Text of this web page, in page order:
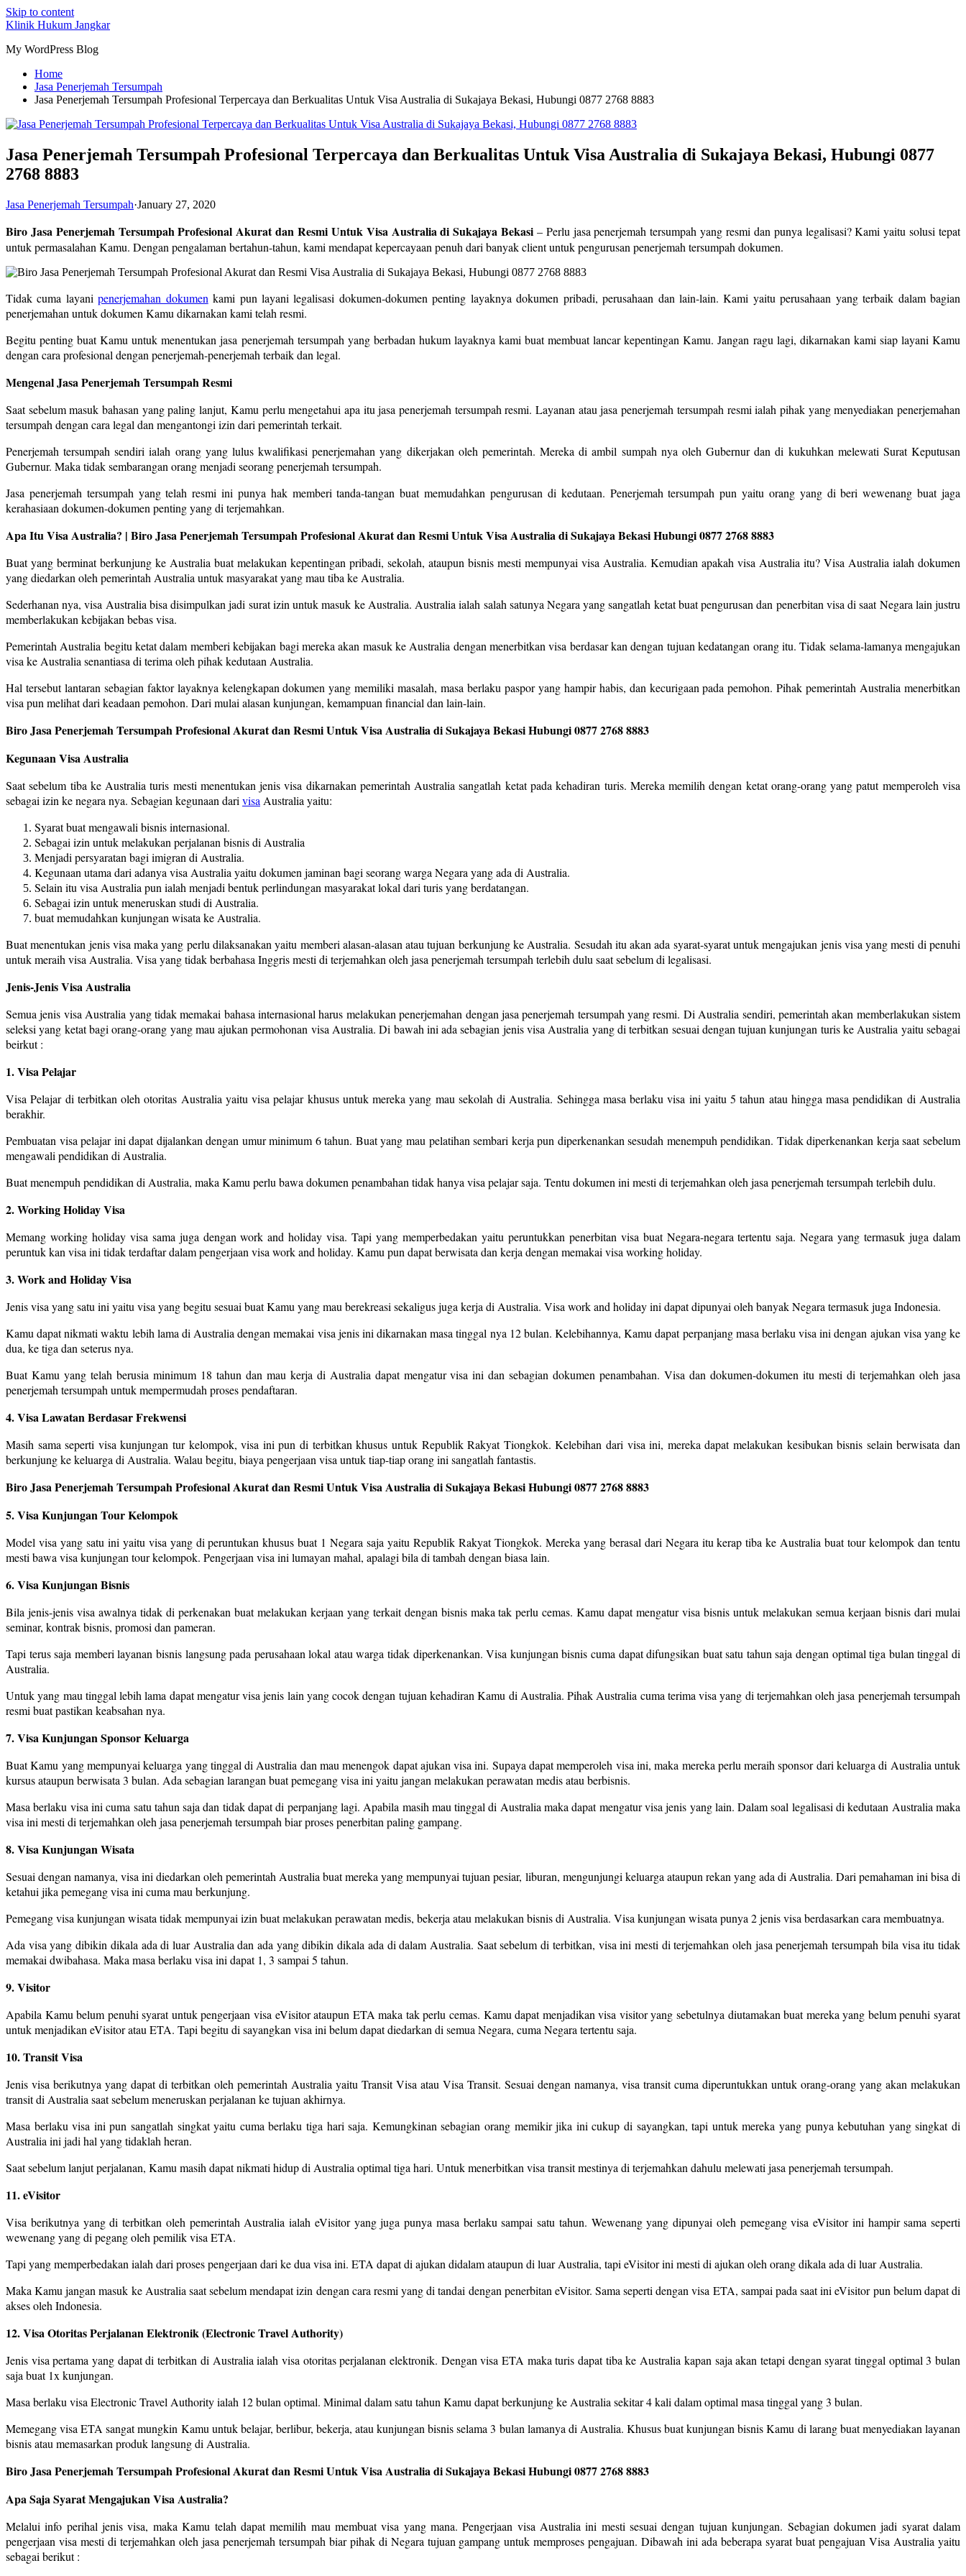
Skip to content
Klinik Hukum Jangkar
My WordPress Blog
Home
Jasa Penerjemah Tersumpah
Jasa Penerjemah Tersumpah Profesional Terpercaya dan Berkualitas Untuk Visa Australia di Sukajaya Bekasi, Hubungi 0877 2768 8883
Jasa Penerjemah Tersumpah Profesional Terpercaya dan Berkualitas Untuk Visa Australia di Sukajaya Bekasi, Hubungi 0877
2768 8883
Jasa Penerjemah Tersumpah·January 27, 2020
Biro Jasa Penerjemah Tersumpah Profesional Akurat dan Resmi Untuk Visa Australia di Sukajaya Bekasi – Perlu jasa penerjemah tersumpah yang resmi dan punya legalisasi? Kami yaitu solusi tepat
untuk permasalahan Kamu. Dengan pengalaman bertahun-tahun, kami mendapat kepercayaan penuh dari banyak client untuk pengurusan penerjemah tersumpah dokumen.
Tidak cuma layanipenerjemahan dokumen kami pun layani legalisasi dokumen-dokumen penting layaknya dokumen pribadi, perusahaan dan lain-lain. Kami yaitu perusahaan yang terbaik dalam bagian
penerjemahan untuk dokumen Kamu dikarnakan kami telah resmi.
Begitu penting buat Kamu untuk menentukan jasa penerjemah tersumpah yang berbadan hukum layaknya kami buat membuat lancar kepentingan Kamu. Jangan ragu lagi, dikarnakan kami siap layani Kamu
dengan cara profesional dengan penerjemah-penerjemah terbaik dan legal.
Mengenal Jasa Penerjemah Tersumpah Resmi
Saat sebelum masuk bahasan yang paling lanjut, Kamu perlu mengetahui apa itu jasa penerjemah tersumpah resmi. Layanan atau jasa penerjemah tersumpah resmi ialah pihak yang menyediakan penerjemahan
tersumpah dengan cara legal dan mengantongi izin dari pemerintah terkait.
Penerjemah tersumpah sendiri ialah orang yang lulus kwalifikasi penerjemahan yang dikerjakan oleh pemerintah. Mereka di ambil sumpah nya oleh Gubernur dan di kukuhkan melewati Surat Keputusan
Gubernur. Maka tidak sembarangan orang menjadi seorang penerjemah tersumpah.
Jasa penerjemah tersumpah yang telah resmi ini punya hak memberi tanda-tangan buat memudahkan pengurusan di kedutaan. Penerjemah tersumpah pun yaitu orang yang di beri wewenang buat jaga
kerahasiaan dokumen-dokumen penting yang di terjemahkan.
Apa Itu Visa Australia? | Biro Jasa Penerjemah Tersumpah Profesional Akurat dan Resmi Untuk Visa Australia di Sukajaya Bekasi Hubungi 0877 2768 8883
Buat yang berminat berkunjung ke Australia buat melakukan kepentingan pribadi, sekolah, ataupun bisnis mesti mempunyai visa Australia. Kemudian apakah visa Australia itu? Visa Australia ialah dokumen
yang diedarkan oleh pemerintah Australia untuk masyarakat yang mau tiba ke Australia.
Sederhanan nya, visa Australia bisa disimpulkan jadi surat izin untuk masuk ke Australia. Australia ialah salah satunya Negara yang sangatlah ketat buat pengurusan dan penerbitan visa di saat Negara lain justru
memberlakukan kebijakan bebas visa.
Pemerintah Australia begitu ketat dalam memberi kebijakan bagi mereka akan masuk ke Australia dengan menerbitkan visa berdasar kan dengan tujuan kedatangan orang itu. Tidak selama-lamanya mengajukan
visa ke Australia senantiasa di terima oleh pihak kedutaan Australia.
Hal tersebut lantaran sebagian faktor layaknya kelengkapan dokumen yang memiliki masalah, masa berlaku paspor yang hampir habis, dan kecurigaan pada pemohon. Pihak pemerintah Australia menerbitkan
visa pun melihat dari keadaan pemohon. Dari mulai alasan kunjungan, kemampuan financial dan lain-lain.
Biro Jasa Penerjemah Tersumpah Profesional Akurat dan Resmi Untuk Visa Australia di Sukajaya Bekasi Hubungi 0877 2768 8883
Kegunaan Visa Australia
Saat sebelum tiba ke Australia turis mesti menentukan jenis visa dikarnakan pemerintah Australia sangatlah ketat pada kehadiran turis. Mereka memilih dengan ketat orang-orang yang patut memperoleh visa
sebagai izin ke negara nya. Sebagian kegunaan dari visa Australia yaitu:
Syarat buat mengawali bisnis internasional.
Sebagai izin untuk melakukan perjalanan bisnis di Australia
Menjadi persyaratan bagi imigran di Australia.
Kegunaan utama dari adanya visa Australia yaitu dokumen jaminan bagi seorang warga Negara yang ada di Australia.
Selain itu visa Australia pun ialah menjadi bentuk perlindungan masyarakat lokal dari turis yang berdatangan.
Sebagai izin untuk meneruskan studi di Australia.
buat memudahkan kunjungan wisata ke Australia.
Buat menentukan jenis visa maka yang perlu dilaksanakan yaitu memberi alasan-alasan atau tujuan berkunjung ke Australia. Sesudah itu akan ada syarat-syarat untuk mengajukan jenis visa yang mesti di penuhi
untuk meraih visa Australia. Visa yang tidak berbahasa Inggris mesti di terjemahkan oleh jasa penerjemah tersumpah terlebih dulu saat sebelum di legalisasi.
Jenis-Jenis Visa Australia
Semua jenis visa Australia yang tidak memakai bahasa internasional harus melakukan penerjemahan dengan jasa penerjemah tersumpah yang resmi. Di Australia sendiri, pemerintah akan memberlakukan sistem
seleksi yang ketat bagi orang-orang yang mau ajukan permohonan visa Australia. Di bawah ini ada sebagian jenis visa Australia yang di terbitkan sesuai dengan tujuan kunjungan turis ke Australia yaitu sebagai
beirkut :
1. Visa Pelajar
Visa Pelajar di terbitkan oleh otoritas Australia yaitu visa pelajar khusus untuk mereka yang mau sekolah di Australia. Sehingga masa berlaku visa ini yaitu 5 tahun atau hingga masa pendidikan di Australia
berakhir.
Pembuatan visa pelajar ini dapat dijalankan dengan umur minimum 6 tahun. Buat yang mau pelatihan sembari kerja pun diperkenankan sesudah menempuh pendidikan. Tidak diperkenankan kerja saat sebelum
mengawali pendidikan di Australia.
Buat menempuh pendidikan di Australia, maka Kamu perlu bawa dokumen penambahan tidak hanya visa pelajar saja. Tentu dokumen ini mesti di terjemahkan oleh jasa penerjemah tersumpah terlebih dulu.
2. Working Holiday Visa
Memang working holiday visa sama juga dengan work and holiday visa. Tapi yang memperbedakan yaitu peruntukkan penerbitan visa buat Negara-negara tertentu saja. Negara yang termasuk juga dalam
peruntuk kan visa ini tidak terdaftar dalam pengerjaan visa work and holiday. Kamu pun dapat berwisata dan kerja dengan memakai visa working holiday.
3. Work and Holiday Visa
Jenis visa yang satu ini yaitu visa yang begitu sesuai buat Kamu yang mau berekreasi sekaligus juga kerja di Australia. Visa work and holiday ini dapat dipunyai oleh banyak Negara termasuk juga Indonesia.
Kamu dapat nikmati waktu lebih lama di Australia dengan memakai visa jenis ini dikarnakan masa tinggal nya 12 bulan. Kelebihannya, Kamu dapat perpanjang masa berlaku visa ini dengan ajukan visa yang ke
dua, ke tiga dan seterus nya.
Buat Kamu yang telah berusia minimum 18 tahun dan mau kerja di Australia dapat mengatur visa ini dan sebagian dokumen penambahan. Visa dan dokumen-dokumen itu mesti di terjemahkan oleh jasa
penerjemah tersumpah untuk mempermudah proses pendaftaran.
4. Visa Lawatan Berdasar Frekwensi
Masih sama seperti visa kunjungan tur kelompok, visa ini pun di terbitkan khusus untuk Republik Rakyat Tiongkok. Kelebihan dari visa ini, mereka dapat melakukan kesibukan bisnis selain berwisata dan
berkunjung ke keluarga di Australia. Walau begitu, biaya pengerjaan visa untuk tiap-tiap orang ini sangatlah fantastis.
Biro Jasa Penerjemah Tersumpah Profesional Akurat dan Resmi Untuk Visa Australia di Sukajaya Bekasi Hubungi 0877 2768 8883
5. Visa Kunjungan Tour Kelompok
Model visa yang satu ini yaitu visa yang di peruntukan khusus buat 1 Negara saja yaitu Republik Rakyat Tiongkok. Mereka yang berasal dari Negara itu kerap tiba ke Australia buat tour kelompok dan tentu
mesti bawa visa kunjungan tour kelompok. Pengerjaan visa ini lumayan mahal, apalagi bila di tambah dengan biasa lain.
6. Visa Kunjungan Bisnis
Bila jenis-jenis visa awalnya tidak di perkenakan buat melakukan kerjaan yang terkait dengan bisnis maka tak perlu cemas. Kamu dapat mengatur visa bisnis untuk melakukan semua kerjaan bisnis dari mulai
seminar, kontrak bisnis, promosi dan pameran.
Tapi terus saja memberi layanan bisnis langsung pada perusahaan lokal atau warga tidak diperkenankan. Visa kunjungan bisnis cuma dapat difungsikan buat satu tahun saja dengan optimal tiga bulan tinggal di
Australia.
Untuk yang mau tinggal lebih lama dapat mengatur visa jenis lain yang cocok dengan tujuan kehadiran Kamu di Australia. Pihak Australia cuma terima visa yang di terjemahkan oleh jasa penerjemah tersumpah
resmi buat pastikan keabsahan nya.
7. Visa Kunjungan Sponsor Keluarga
Buat Kamu yang mempunyai keluarga yang tinggal di Australia dan mau menengok dapat ajukan visa ini. Supaya dapat memperoleh visa ini, maka mereka perlu meraih sponsor dari keluarga di Australia untuk
kursus ataupun berwisata 3 bulan. Ada sebagian larangan buat pemegang visa ini yaitu jangan melakukan perawatan medis atau berbisnis.
Masa berlaku visa ini cuma satu tahun saja dan tidak dapat di perpanjang lagi. Apabila masih mau tinggal di Australia maka dapat mengatur visa jenis yang lain. Dalam soal legalisasi di kedutaan Australia maka
visa ini mesti di terjemahkan oleh jasa penerjemah tersumpah biar proses penerbitan paling gampang.
8. Visa Kunjungan Wisata
Sesuai dengan namanya, visa ini diedarkan oleh pemerintah Australia buat mereka yang mempunyai tujuan pesiar, liburan, mengunjungi keluarga ataupun rekan yang ada di Australia. Dari pemahaman ini bisa di
ketahui jika pemegang visa ini cuma mau berkunjung.
Pemegang visa kunjungan wisata tidak mempunyai izin buat melakukan perawatan medis, bekerja atau melakukan bisnis di Australia. Visa kunjungan wisata punya 2 jenis visa berdasarkan cara membuatnya.
Ada visa yang dibikin dikala ada di luar Australia dan ada yang dibikin dikala ada di dalam Australia. Saat sebelum di terbitkan, visa ini mesti di terjemahkan oleh jasa penerjemah tersumpah bila visa itu tidak
memakai dwibahasa. Maka masa berlaku visa ini dapat 1, 3 sampai 5 tahun.
9. Visitor
Apabila Kamu belum penuhi syarat untuk pengerjaan visa eVisitor ataupun ETA maka tak perlu cemas. Kamu dapat menjadikan visa visitor yang sebetulnya diutamakan buat mereka yang belum penuhi syarat
untuk menjadikan eVisitor atau ETA. Tapi begitu di sayangkan visa ini belum dapat diedarkan di semua Negara, cuma Negara tertentu saja.
10. Transit Visa
Jenis visa berikutnya yang dapat di terbitkan oleh pemerintah Australia yaitu Transit Visa atau Visa Transit. Sesuai dengan namanya, visa transit cuma diperuntukkan untuk orang-orang yang akan melakukan
transit di Australia saat sebelum meneruskan perjalanan ke tujuan akhirnya.
Masa berlaku visa ini pun sangatlah singkat yaitu cuma berlaku tiga hari saja. Kemungkinan sebagian orang memikir jika ini cukup di sayangkan, tapi untuk mereka yang punya kebutuhan yang singkat di
Australia ini jadi hal yang tidaklah heran.
Saat sebelum lanjut perjalanan, Kamu masih dapat nikmati hidup di Australia optimal tiga hari. Untuk menerbitkan visa transit mestinya di terjemahkan dahulu melewati jasa penerjemah tersumpah.
11. eVisitor
Visa berikutnya yang di terbitkan oleh pemerintah Australia ialah eVisitor yang juga punya masa berlaku sampai satu tahun. Wewenang yang dipunyai oleh pemegang visa eVisitor ini hampir sama seperti
wewenang yang di pegang oleh pemilik visa ETA.
Tapi yang memperbedakan ialah dari proses pengerjaan dari ke dua visa ini. ETA dapat di ajukan didalam ataupun di luar Australia, tapi eVisitor ini mesti di ajukan oleh orang dikala ada di luar Australia.
Maka Kamu jangan masuk ke Australia saat sebelum mendapat izin dengan cara resmi yang di tandai dengan penerbitan eVisitor. Sama seperti dengan visa ETA, sampai pada saat ini eVisitor pun belum dapat di
akses oleh Indonesia.
12. Visa Otoritas Perjalanan Elektronik (Electronic Travel Authority)
Jenis visa pertama yang dapat di terbitkan di Australia ialah visa otoritas perjalanan elektronik. Dengan visa ETA maka turis dapat tiba ke Australia kapan saja akan tetapi dengan syarat tinggal optimal 3 bulan
saja buat 1x kunjungan.
Masa berlaku visa Electronic Travel Authority ialah 12 bulan optimal. Minimal dalam satu tahun Kamu dapat berkunjung ke Australia sekitar 4 kali dalam optimal masa tinggal yang 3 bulan.
Memegang visa ETA sangat mungkin Kamu untuk belajar, berlibur, bekerja, atau kunjungan bisnis selama 3 bulan lamanya di Australia. Khusus buat kunjungan bisnis Kamu di larang buat menyediakan layanan
bisnis atau memasarkan produk langsung di Australia.
Biro Jasa Penerjemah Tersumpah Profesional Akurat dan Resmi Untuk Visa Australia di Sukajaya Bekasi Hubungi 0877 2768 8883
Apa Saja Syarat Mengajukan Visa Australia?
Melalui info perihal jenis visa, maka Kamu telah dapat memilih mau membuat visa yang mana. Pengerjaan visa Australia ini mesti sesuai dengan tujuan kunjungan. Sebagian dokumen jadi syarat dalam
pengerjaan visa mesti di terjemahkan oleh jasa penerjemah tersumpah biar pihak di Negara tujuan gampang untuk memproses pengajuan. Dibawah ini ada beberapa syarat buat pengajuan Visa Australia yaitu
sebagai berikut :